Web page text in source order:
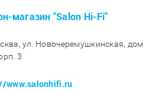
магазин "Salon Hi-Fi"
ул. Новочеремушкинская, дом
3
www.salonhifi.ru